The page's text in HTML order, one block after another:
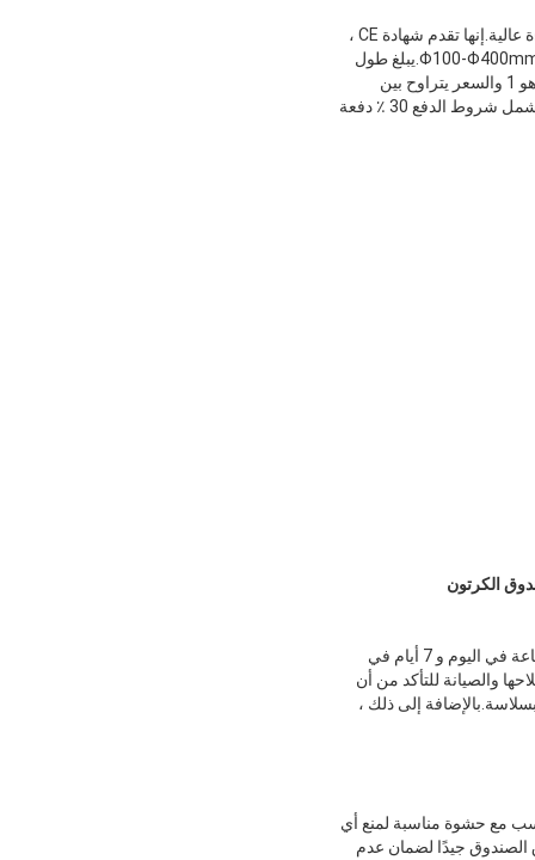
آلة طباعة فليكس للكرتون المموج موديل 480 من Gerun هي مثالية لطباعة علبة كرتون طابعات نفث الحبر بكفاءة عالية.إنها تقدم شهادة CE ،
سماكة عالية للوحة الطباعة 7.2mm ، نفاد محوري لأسطوانة الطباعة ≤0.03mm ، وقطر أسطوانة لوحة الطباعة Φ100-Φ400mm.يبلغ طول
أسطوانة الطباعة لهذه الآلة 800-1200 مم ، وعرض الطباعة 1400 مم.علاوة على ذلك ، الحد الأدنى لكمية الطلب هو 1 والسعر يتراوح بين
20000-80000 دولار أمريكي.تفاصيل التغليف عبارة عن عبوات بلاستيكية ، ووقت التسليم حوالي 50-90 يومًا ، وتشمل شروط الدفع 30 ٪ دفعة
الكرتون
نحن نقدم الدعم الفني والخدمة لآلة طباعة الكرتون المضلع فليكسو.يتوفر فريق الدعم الفني لدينا على مدار 24 ساعة في اليوم و 7 أيام في
والصيانة للتأكد من أن
إلى ذلك ،
مع حشوة مناسبة لمنع أي
الصندوق جيدًا لضمان عدم